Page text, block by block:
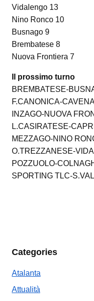
Vidalengo 13
Nino Ronco 10
Busnago 9
Brembatese 8
Nuova Frontiera 7
Il prossimo turno
BREMBATESE-
F.CANONICA-
INZAGO-NUOVA
L.CASIRATESE-
MEZZAGO-NINO
O.TREZZANESE-
POZZUOLO-
SPORTING TLC-
Categories
Atalanta
Attualità